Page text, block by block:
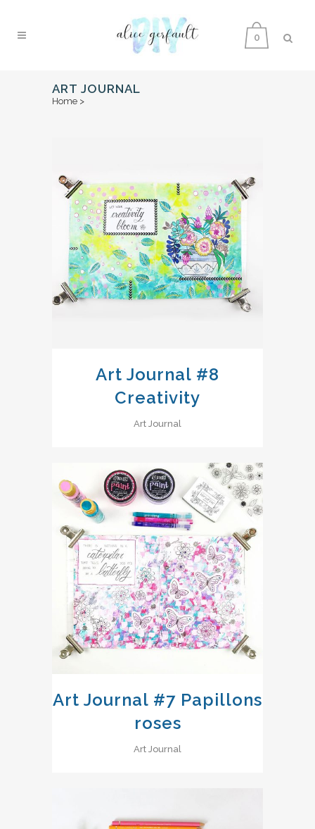
0
ART JOURNAL
Home >
Art Journal #8
Creativity
Art Journal
Art Journal #7 Papillons
roses
Art Journal